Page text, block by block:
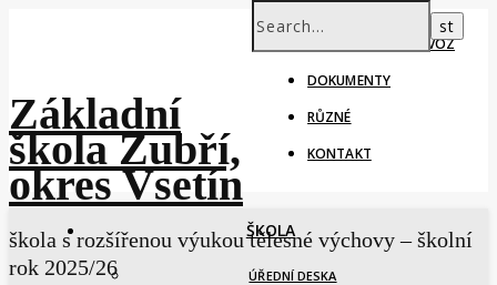
ŠKOLNÍ ROK – PROVOZ
DOKUMENTY
RŮZNÉ
KONTAKT
Základní
škola Zubří,
okres Vsetín
škola s rozšířenou výukou tělesné výchovy – školní
rok 2025/26
ŠKOLA
ÚŘEDNÍ DESKA